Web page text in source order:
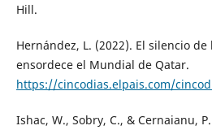
Hill.
Hernández, L. (2022). El silencio
ensordece el Mundial de Qatar.
https://cincodias.elpais.com/
Ishac, W., Sobry, C., & Cernaianu,